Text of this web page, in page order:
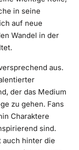
in seine
auf neue
Wandel in der
aus.
der das Medium
zu gehen. Fans
Charaktere
sind.
auch hinter die